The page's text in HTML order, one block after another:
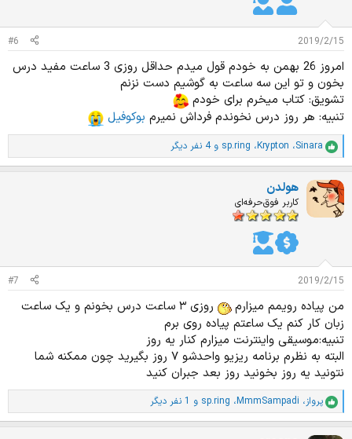
:
2019/2/15
#6
امروز 26 بهمن به خودم قول میدم حداقل روزی 3 ساعت مفید درس
بخون و تو این سه ساعت به گوشیم دست نزنم
تشویق: کتاب میخرم برای خودم
تنبیه: هر روز درس نخوندم فرداش نمیرم بوکوفیل
ا
م
ی
ا
ز
Sinara، Krypton، sp.ring و 4 نفر دیگر
هولدن
کاربر فوق‌حرفه‌ای
2019/2/15
#7
من پیاده رویمم میزارم
روزی ۳ ساعت درس بخونم و یک ساعت
زبان کار کنم یک ساعتم پیاده روی برم
تنبیه:موسیقی واینترنت میزارم کنار یه روز
البته به نظرم برنامه ریزیو واحدشو ۷ روز بگیرید چون ممکنه شما
نتونید یه روز بخونید روز بعد جبران کنید
ا
م
پرواز، MmmSampadi، sp.ring و 1 نفر دیگر